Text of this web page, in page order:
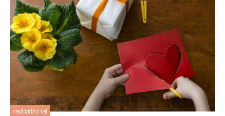
redaktionel